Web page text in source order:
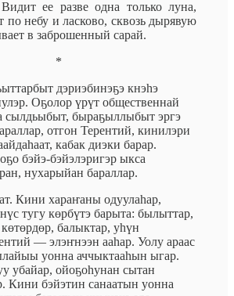
ее разве одна только луна,
по небу и ласково, сквозь дырявую
в заброшенный сарай.
*
дэриэбинэҕэ кнэһэ
Oҕoлop үрүт общественнай
сылдьыбыт, быpaҕыллыбыт эргэ
отгон Терентий, кинилэри
кабак диэки барар.
бэйэ-бэйэлэригэр ыкса
нухарыйан бараллар.
Кини хараҥаны одуулаһар,
тугу көрбүтэ барыта: былыттар,
балыктар, уһүн
— элэҥнээн aahap. Уолу араас
уонна аччыктааһын ыгар.
убайар, ойоҕоһунан сытан
Кини бэйэтин санаатын уонна